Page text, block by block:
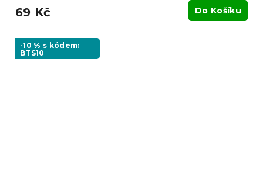
69 Kč Do Košíku
-10 % s kódem:
BTS10